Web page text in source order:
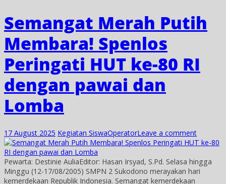
Semangat Merah Putih
Membara! Spenlos
Peringati HUT ke-80 RI
dengan pawai dan
Lomba
17 August 2025 Kegiatan SiswaOperatorLeave a comment
Pewarta: Destinie AuliaEditor: Hasan Irsyad, S.Pd. Selasa hingga
Minggu (12-17/08/2005) SMPN 2 Sukodono merayakan hari
kemerdekaan Republik Indonesia. Semangat kemerdekaan